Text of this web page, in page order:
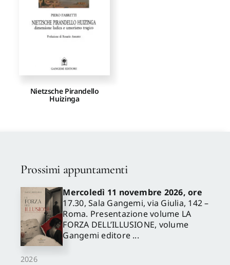
Gangemi Editore
Newsletter
Nietzsche Pirandello
Huizinga
Prossimi appuntamenti
2026
Mercoledì 11 novembre 2026, ore
17.30, Sala Gangemi, via Giulia, 142 –
Roma. Presentazione volume LA
FORZA DELL’ILLUSIONE, volume
Gangemi editore ...